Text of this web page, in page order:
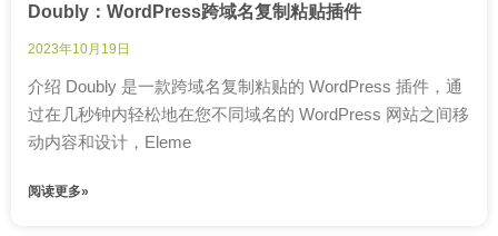
Doubly：WordPress跨域名复制粘贴插件
2023年10月19日
介绍 Doubly 是一款跨域名复制粘贴的 WordPress 插件，通
过在几秒钟内轻松地在您不同域名的 WordPress 网站之间移
动内容和设计，Eleme
阅读更多»